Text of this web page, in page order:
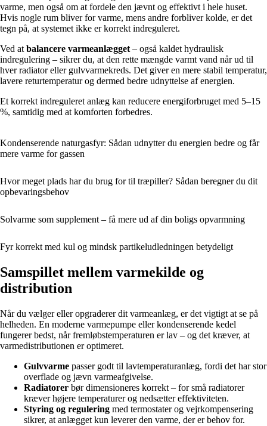
varme, men også om at fordele den jævnt og effektivt i hele huset.
Hvis nogle rum bliver for varme, mens andre forbliver kolde, er det
tegn på, at systemet ikke er korrekt indreguleret.
Ved at balancere varmeanlægget – også kaldet hydraulisk
indregulering – sikrer du, at den rette mængde varmt vand når ud til
hver radiator eller gulvvarmekreds. Det giver en mere stabil temperatur,
lavere returtemperatur og dermed bedre udnyttelse af energien.
Et korrekt indreguleret anlæg kan reducere energiforbruget med 5–15
%, samtidig med at komforten forbedres.
Kondenserende naturgasfyr: Sådan udnytter du energien bedre og får
mere varme for gassen
Hvor meget plads har du brug for til træpiller? Sådan beregner du dit
opbevaringsbehov
Solvarme som supplement – få mere ud af din boligs opvarmning
Fyr korrekt med kul og mindsk partikeludledningen betydeligt
Samspillet mellem varmekilde og
distribution
Når du vælger eller opgraderer dit varmeanlæg, er det vigtigt at se på
helheden. En moderne varmepumpe eller kondenserende kedel
fungerer bedst, når fremløbstemperaturen er lav – og det kræver, at
varmedistributionen er optimeret.
Gulvvarme passer godt til lavtemperaturanlæg, fordi det har stor
overflade og jævn varmeafgivelse.
Radiatorer bør dimensioneres korrekt – for små radiatorer
kræver højere temperaturer og nedsætter effektiviteten.
Styring og regulering med termostater og vejrkompensering
sikrer, at anlægget kun leverer den varme, der er behov for.